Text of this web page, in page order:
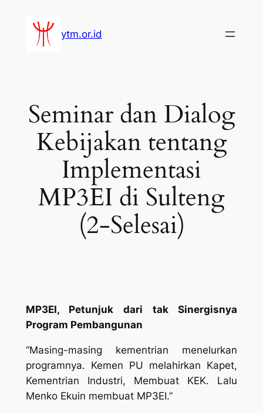
konten
ytm.or.id
Seminar dan Dialog
Kebijakan tentang
Implementasi
MP3EI di Sulteng
(2-Selesai)
MP3EI, Petunjuk dari tak Sinergisnya
Program Pembangunan
“Masing-masing kementrian menelurkan
programnya. Kemen PU melahirkan Kapet,
Kementrian Industri, Membuat KEK. Lalu
Menko Ekuin membuat MP3EI.”